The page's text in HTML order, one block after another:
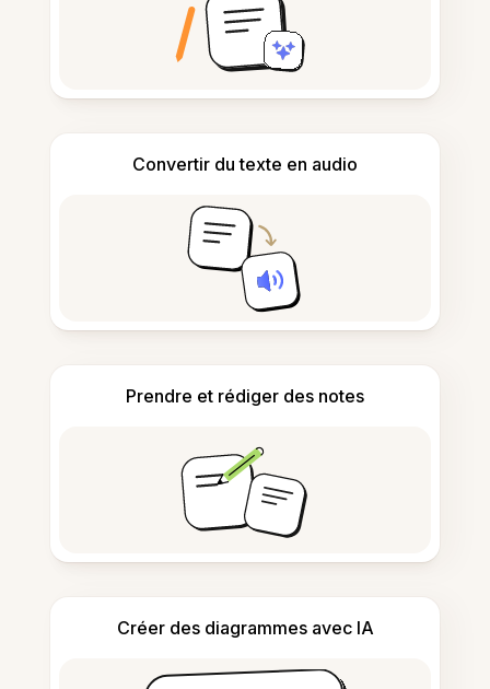
Convertir du texte en audio
Prendre et rédiger des notes
Créer des diagrammes avec IA